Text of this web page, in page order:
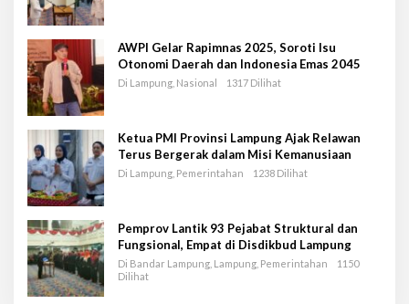
AWPI Gelar Rapimnas 2025, Soroti Isu
Otonomi Daerah dan Indonesia Emas 2045
Di Lampung, Nasional 1317 Dilihat
Ketua PMI Provinsi Lampung Ajak Relawan
Terus Bergerak dalam Misi Kemanusiaan
Di Lampung, Pemerintahan 1238 Dilihat
Pemprov Lantik 93 Pejabat Struktural dan
Fungsional, Empat di Disdikbud Lampung
Di Bandar Lampung, Lampung, Pemerintahan
1150
Dilihat